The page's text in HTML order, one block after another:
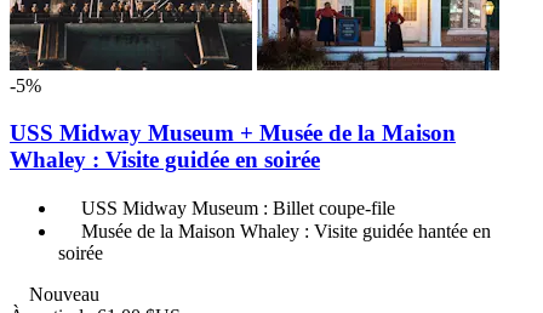
-5%
USS Midway Museum + Musée de la Maison
Whaley : Visite guidée en soirée
USS Midway Museum : Billet coupe-file
Musée de la Maison Whaley : Visite guidée hantée en
soirée
Nouveau